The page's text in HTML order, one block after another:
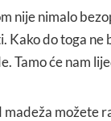
nije nimalo
Kako do toga
Tamo će nam
madeža možete